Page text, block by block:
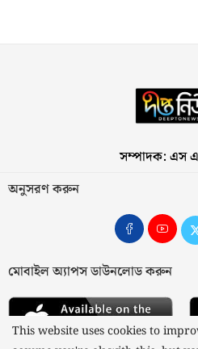
সম্পাদক: এস
অনুসরণ করুন
মোবাইল অ্যাপস ডাউনলোড করুন
This website uses cookies to